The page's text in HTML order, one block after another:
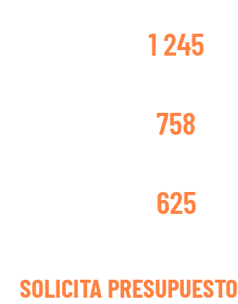
SOLICITA PRESUPUESTO
1 245
758
625